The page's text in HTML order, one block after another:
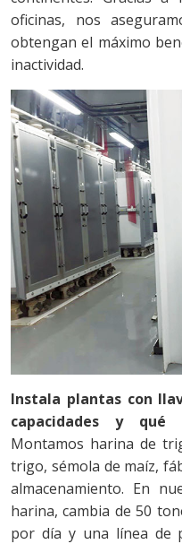
oficinas, nos
obtengan el máximo
inactividad.
Instala plantas con
capacidades y
Montamos harina de
trigo, sémola de maíz,
almacenamiento. En
harina, cambia de 50
por día y una línea de